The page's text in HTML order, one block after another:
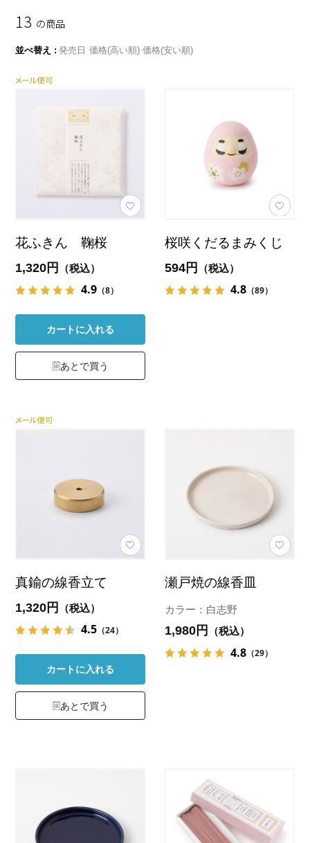
13 の商品
並べ替え 発売日 価格(高い順) 価格(安い順)
花ふきん 鞠桜
1,320円 （税込）
4.9 （8）
カートに入れる
あとで買う
桜咲くだるまみくじ
594円 （税込）
4.8 （89）
真鍮の線香立て
1,320円 （税込）
4.5 （24）
カートに入れる
あとで買う
瀬戸焼の線香皿
カラー：白志野
1,980円 （税込）
4.8 （29）